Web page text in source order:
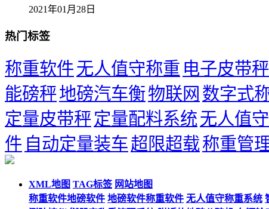
2021年01月28日
热门标签
称重软件无人值守称重 电子皮带秤
能磅秤地磅汽车衡物联网 数字式
定量皮带秤定量配料系统无人值守
件 自动定量装车超限超载称重管
XML地图 TAG标签 网站地图
称重软件地磅软件 地磅软件称重软件 无人值守称重系统